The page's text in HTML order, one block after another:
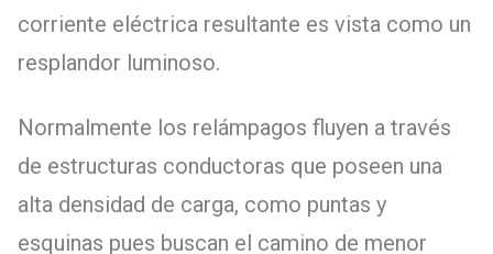
corriente eléctrica resultante es vista como un
resplandor luminoso.
Normalmente los relámpagos fluyen a través
de estructuras conductoras que poseen una
alta densidad de carga, como puntas y
esquinas pues buscan el camino de menor